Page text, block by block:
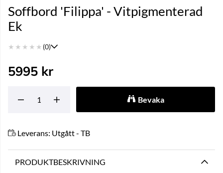
Soffbord 'Filippa' - Vitpigmenterad
Ek
★ ★ ★ ★ ★ (0)
5995 kr
Bevaka
Leverans: Utgått - TB
PRODUKTBESKRIVNING